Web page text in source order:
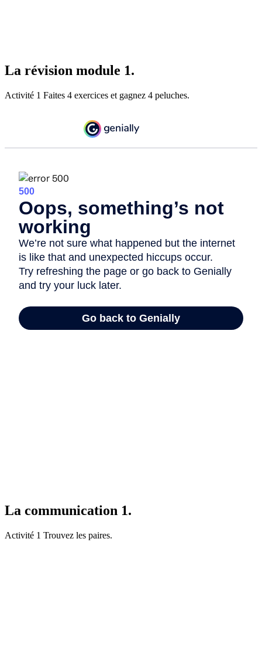
La révision module 1.
Activité 1 Faites 4 exercices et gagnez 4 peluches.
La communication 1.
Activité 1 Trouvez les paires.